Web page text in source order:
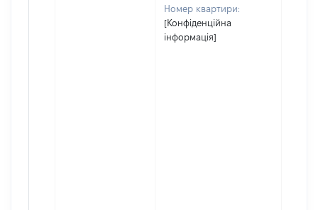
Номер квартири:
[Конфіденційна
інформація]